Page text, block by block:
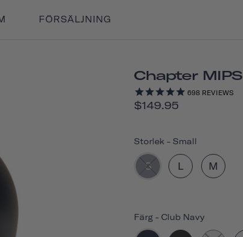
FÖRSÄLJNING
Chapter MIPS
698 REVIEWS
$149.95
Färg - Club Navy
Storlek - Small
S L M